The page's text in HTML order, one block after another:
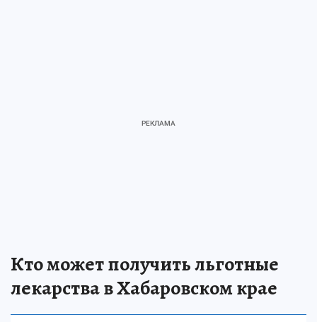
Кто может получить льготные
лекарства в Хабаровском крае